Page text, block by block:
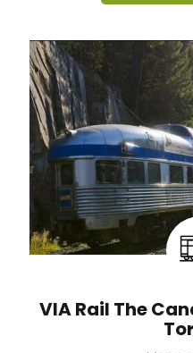
VIA Rail The